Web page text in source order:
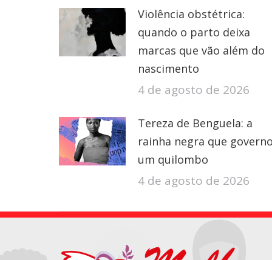
Violência obstétrica:
quando o parto deixa
marcas que vão além do
nascimento
4 de agosto de 2026
Tereza de Benguela: a
rainha negra que
um quilombo
4 de agosto de 2026